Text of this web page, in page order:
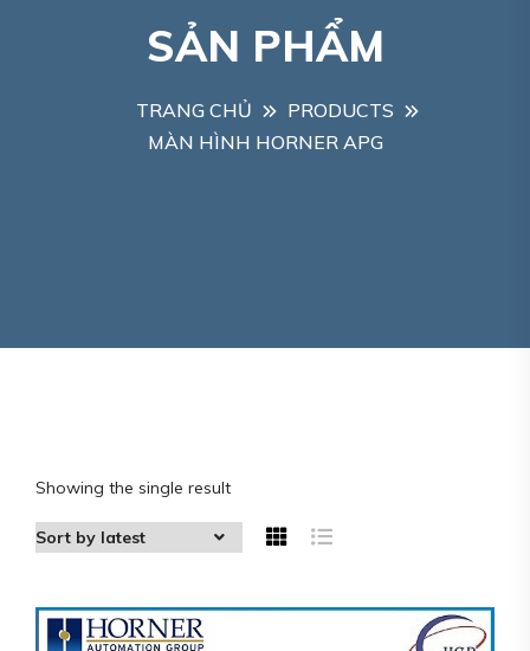
SẢN PHẨM
TRANG CHỦ
PRODUCTS
MÀN HÌNH HORNER APG
Showing the single result